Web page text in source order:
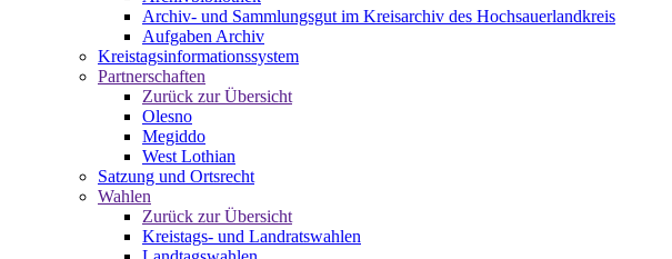
Archiv- und Sammlungsgut im Kreisarchiv des Hochsauerlandkreis
Aufgaben Archiv
Kreistagsinformationssystem
Partnerschaften
Zurück zur Übersicht
Olesno
Megiddo
West Lothian
Satzung und Ortsrecht
Wahlen
Zurück zur Übersicht
Kreistags- und Landratswahlen